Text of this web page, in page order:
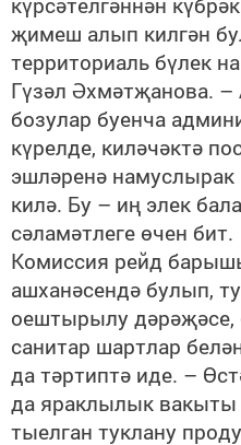
җимеш алып килгән
территориаль бүлек
Гүзәл Әхмәтҗанова.
бозулар буенча
күрелде, киләчәктә
эшләренә
килә. Бу – иң элек
сәламәтлеге өчен бит.
Комиссия рейд
ашханәсендә булып,
оештырылу дәрәҗәсе,
санитар шартлар
да тәртиптә иде. –
да яраклылык вакыты
тыелган туклану